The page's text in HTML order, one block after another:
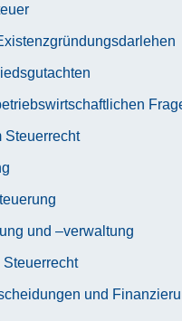
Steuerrecht
und –verwaltung
Steuerrecht
und